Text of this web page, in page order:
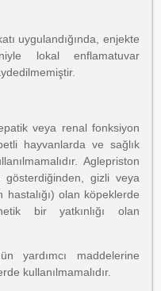
uygulandığında, enjekte
lokal enflamatuvar
veya renal fonksiyon
hayvanlarda ve sağlık
Aglepriston
gizli veya
hastalığı) olan köpeklerde
bir yatkınlığı olan
yardımcı maddelerine
kullanılmamalıdır.